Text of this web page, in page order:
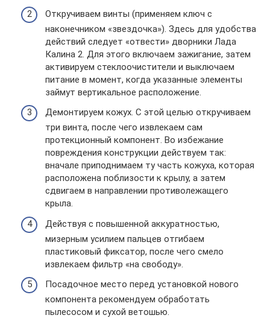
Откручиваем винты (применяем ключ с
наконечником «звездочка»). Здесь для удобства
действий следует «отвести» дворники Лада
Калина 2. Для этого включаем зажигание, затем
активируем стеклоочистители и выключаем
питание в момент, когда указанные элементы
займут вертикальное расположение.
Демонтируем кожух. С этой целью откручиваем
три винта, после чего извлекаем сам
протекционный компонент. Во избежание
повреждения конструкции действуем так:
вначале приподнимаем ту часть кожуха, которая
расположена поблизости к крылу, а затем
сдвигаем в направлении противолежащего
крыла.
Действуя с повышенной аккуратностью,
мизерным усилием пальцев отгибаем
пластиковый фиксатор, после чего смело
извлекаем фильтр «на свободу».
Посадочное место перед установкой нового
компонента рекомендуем обработать
пылесосом и сухой ветошью.